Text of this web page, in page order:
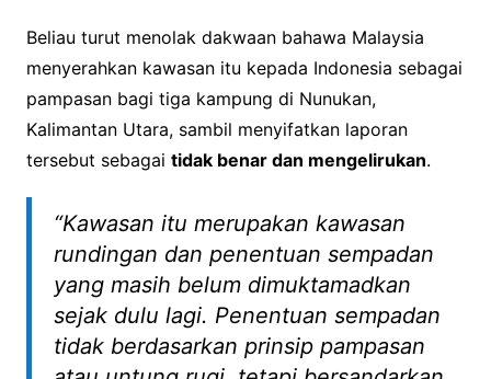
Beliau turut menolak dakwaan bahawa Malaysia
menyerahkan kawasan itu kepada Indonesia sebagai
pampasan bagi tiga kampung di Nunukan,
Kalimantan Utara, sambil menyifatkan laporan
tersebut sebagai tidak benar dan mengelirukan.
“Kawasan itu merupakan kawasan
rundingan dan penentuan sempadan
yang masih belum dimuktamadkan
sejak dulu lagi. Penentuan sempadan
tidak berdasarkan prinsip pampasan